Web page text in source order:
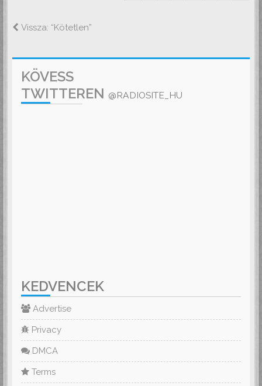
Vissza: “Kötetlen”
KÖVESS
TWITTEREN @RADIOSITE_HU
KEDVENCEK
Advertise
Privacy
DMCA
Terms